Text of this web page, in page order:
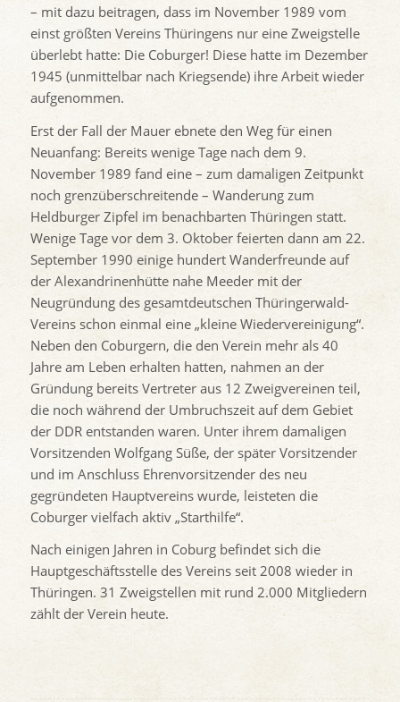
– mit dazu beitragen, dass im November 1989 vom
einst größten Vereins Thüringens nur eine Zweigstelle
überlebt hatte: Die Coburger! Diese hatte im Dezember
1945 (unmittelbar nach Kriegsende) ihre Arbeit wieder
aufgenommen.
Erst der Fall der Mauer ebnete den Weg für einen
Neuanfang: Bereits wenige Tage nach dem 9.
November 1989 fand eine – zum damaligen Zeitpunkt
noch grenzüberschreitende – Wanderung zum
Heldburger Zipfel im benachbarten Thüringen statt.
Wenige Tage vor dem 3. Oktober feierten dann am 22.
September 1990 einige hundert Wanderfreunde auf
der Alexandrinenhütte nahe Meeder mit der
Neugründung des gesamtdeutschen Thüringerwald-
Vereins schon einmal eine „kleine Wiedervereinigung“.
Neben den Coburgern, die den Verein mehr als 40
Jahre am Leben erhalten hatten, nahmen an der
Gründung bereits Vertreter aus 12 Zweigvereinen teil,
die noch während der Umbruchszeit auf dem Gebiet
der DDR entstanden waren. Unter ihrem damaligen
Vorsitzenden Wolfgang Süße, der später Vorsitzender
und im Anschluss Ehrenvorsitzender des neu
gegründeten Hauptvereins wurde, leisteten die
Coburger vielfach aktiv „Starthilfe“.
Nach einigen Jahren in Coburg befindet sich die
Hauptgeschäftsstelle des Vereins seit 2008 wieder in
Thüringen. 31 Zweigstellen mit rund 2.000 Mitgliedern
zählt der Verein heute.